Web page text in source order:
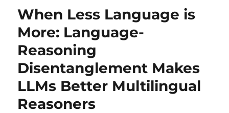
ー
Sonnet
Opus
When Less Language is
More: Language-
Reasoning
Disentanglement Makes
LLMs Better Multilingual
Reasoners